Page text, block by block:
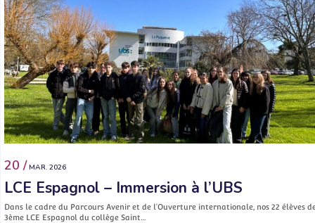
20 / MAR. 2026
LCE Espagnol – Immersion à l’UBS
Dans le cadre du Parcours Avenir et de l’Ouverture internationale, nos 22 élèves
3ème LCE Espagnol du collège Saint…